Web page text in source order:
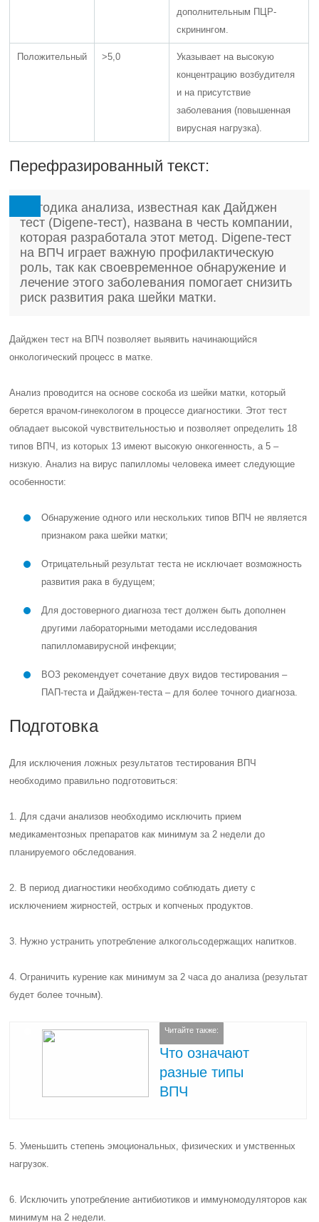
дополнительным ПЦР-
скринингом.
Положительный >5,0
Указывает на высокую
концентрацию возбудителя
и на присутствие
заболевания (повышенная
вирусная нагрузка).
Перефразированный текст:
Методика анализа, известная как Дайджен
тест (Digene-тест), названа в честь компании,
которая разработала этот метод. Digene-тест
на ВПЧ играет важную профилактическую
роль, так как своевременное обнаружение и
лечение этого заболевания помогает снизить
риск развития рака шейки матки.
Дайджен тест на ВПЧ позволяет выявить начинающийся
онкологический процесс в матке.
Анализ проводится на основе соскоба из шейки матки, который
берется врачом-гинекологом в процессе диагностики. Этот тест
обладает высокой чувствительностью и позволяет определить 18
типов ВПЧ, из которых 13 имеют высокую онкогенность, а 5 –
низкую. Анализ на вирус папилломы человека имеет следующие
особенности:
Обнаружение одного или нескольких типов ВПЧ не является
признаком рака шейки матки;
Отрицательный результат теста не исключает возможность
развития рака в будущем;
Для достоверного диагноза тест должен быть дополнен
другими лабораторными методами исследования
папилломавирусной инфекции;
ВОЗ рекомендует сочетание двух видов тестирования –
ПАП-теста и Дайджен-теста – для более точного диагноза.
Подготовка
Для исключения ложных результатов тестирования ВПЧ
необходимо правильно подготовиться:
1. Для сдачи анализов необходимо исключить прием
медикаментозных препаратов как минимум за 2 недели до
планируемого обследования.
2. В период диагностики необходимо соблюдать диету с
исключением жирностей, острых и копченых продуктов.
3. Нужно устранить употребление алкогольсодержащих напитков.
4. Ограничить курение как минимум за 2 часа до анализа (результат
будет более точным).
Читайте также:
Что означают
разные типы
ВПЧ
5. Уменьшить степень эмоциональных, физических и умственных
нагрузок.
6. Исключить употребление антибиотиков и иммуномодуляторов как
минимум на 2 недели.